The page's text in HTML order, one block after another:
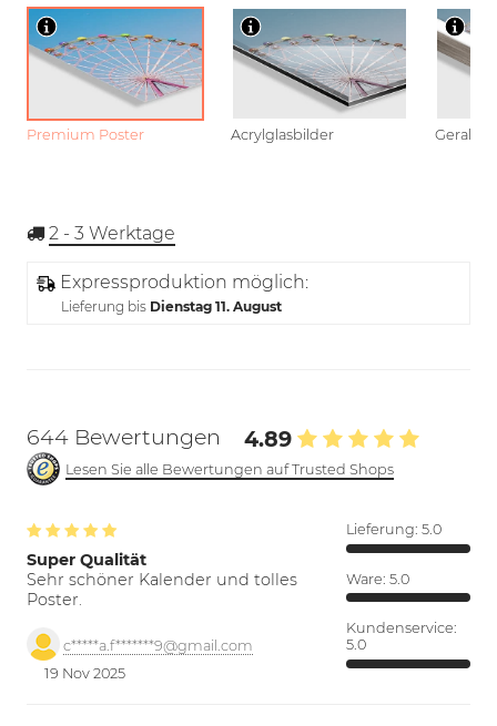
Premium Poster Acrylglasbilder
2 - 3 Werktage
Expressproduktion möglich:
Lieferung bis Dienstag 11. August
644 Bewertungen 4.89
Lesen Sie alle Bewertungen auf Trusted Shops
Super Qualität
Sehr schöner Kalender und tolles
Poster.
c*****a.f*******9@gmail.com
19 Nov 2025
Lieferung: 5.0
Ware: 5.0
Kundenservice:
5.0